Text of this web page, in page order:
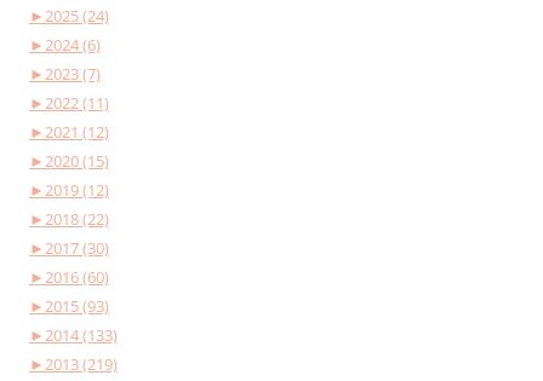
►2025 (24)
►2024 (6)
►2023 (7)
►2022 (11)
►2021 (12)
►2020 (15)
►2019 (12)
►2018 (22)
►2017 (30)
►2016 (60)
►2015 (93)
►2014 (133)
►2013 (219)